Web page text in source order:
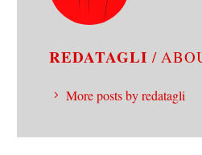
REDATAGLI /
More posts by redatagli